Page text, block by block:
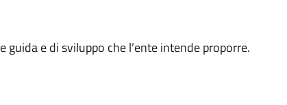
e di sviluppo che l’ente intende proporre.